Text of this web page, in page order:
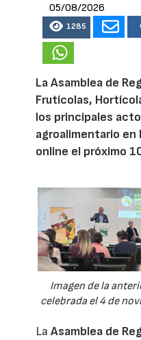
05/08/2026
1285
La Asamblea de
Frutícolas,
los principales
agroalimentario en
online el próximo
Imagen de la
celebrada el 4 de
LaAsamblea de